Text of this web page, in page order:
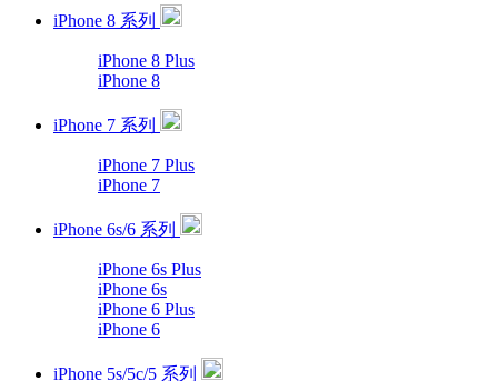
iPhone 8 系列
iPhone 8 Plus
iPhone 8
iPhone 7 系列
iPhone 7 Plus
iPhone 7
iPhone 6s/6 系列
iPhone 6s Plus
iPhone 6s
iPhone 6 Plus
iPhone 6
iPhone 5s/5c/5 系列